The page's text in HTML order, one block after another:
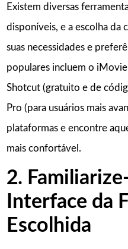
Existem diversas
disponíveis, e a escolha da
suas necessidades e
populares incluem o
Shotcut (gratuito e de
Pro (para usuários mais
plataformas e encontre
mais confortável.
2.
Interface da
Escolhida